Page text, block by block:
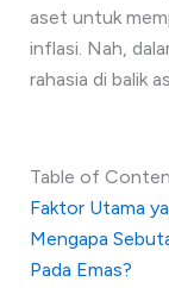
aset untuk
inflasi. Nah,
rahasia di balik
Table of
Faktor Utama
Mengapa
Pada Emas?